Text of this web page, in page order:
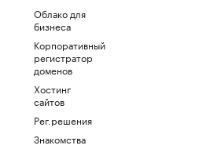
Облако для
бизнеса
Корпоративный
регистратор
доменов
Хостинг
сайтов
Рег.решения
Знакомства